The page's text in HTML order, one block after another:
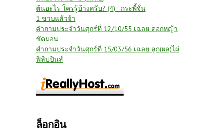
ต้นอะไร ใครรู้บ้างครับ? (4) - กระพี้จั่น
1 ขวบแล้วจ้า
คำถามประจำวันศุกร์ที่ 12/10/55 เฉลย ดอกหญ้า
ขัดมอน
คำถามประจำวันศุกร์ที่ 15/03/56 เฉลย ลูก(ผล)ไผ่
ฟิลิปปินส์
ล็อกอิน